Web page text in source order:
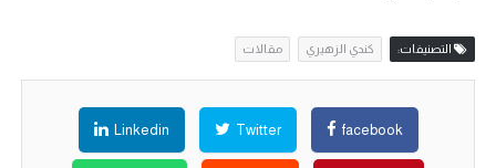
التصنيفات: كندي الزهيري مقالات
facebook
Twitter
Linkedin